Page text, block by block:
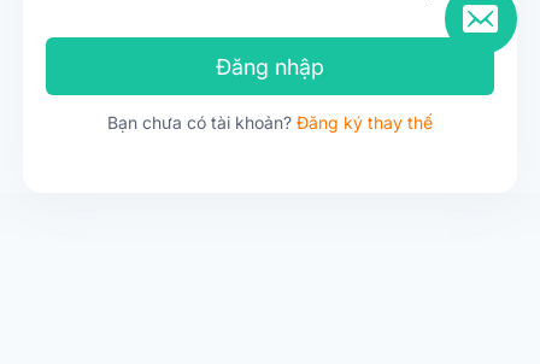
Đăng nhập
Bạn chưa có tài khoản? Đăng ký thay thế